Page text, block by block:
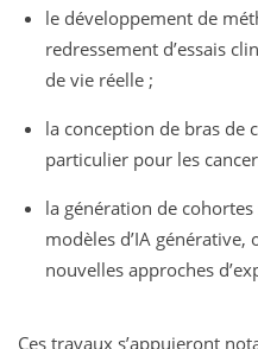
le développement de
redressement d’essais
de vie réelle ;
la conception de bras de
particulier pour les
la génération de
modèles d’IA
nouvelles approches
Ces travaux s’appuieront